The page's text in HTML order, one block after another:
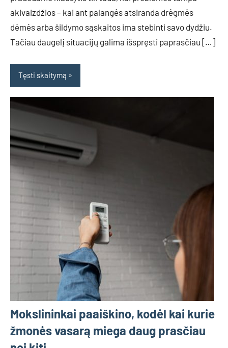
akivaizdžios – kai ant palangės atsiranda drėgmės
dėmės arba šildymo sąskaitos ima stebinti savo dydžiu.
Tačiau daugelį situacijų galima išspręsti paprasčiau […]
Tęsti skaitymą
Mokslininkai paaiškino, kodėl kai kurie
žmonės vasarą miega daug prasčiau